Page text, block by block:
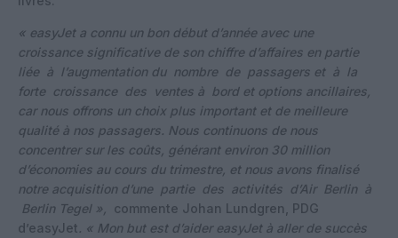
« easyJet a connu un bon début d’année avec une
croissance significative de son chiffre d’affaires en partie
liée à l’augmentation du nombre de passagers et à la
forte croissance des ventes à bord et options ancillaires,
car nous offrons un choix plus important et de meilleure
qualité à nos passagers. Nous continuons de nous
concentrer sur les coûts, générant environ 30 million
d’économies au cours du trimestre, et nous avons finalisé
notre acquisition d’une partie des activités d’Air Berlin à
Berlin Tegel », commente Johan Lundgren, PDG
d’easyJet. « Mon but est d’aider easyJet à aller de succès